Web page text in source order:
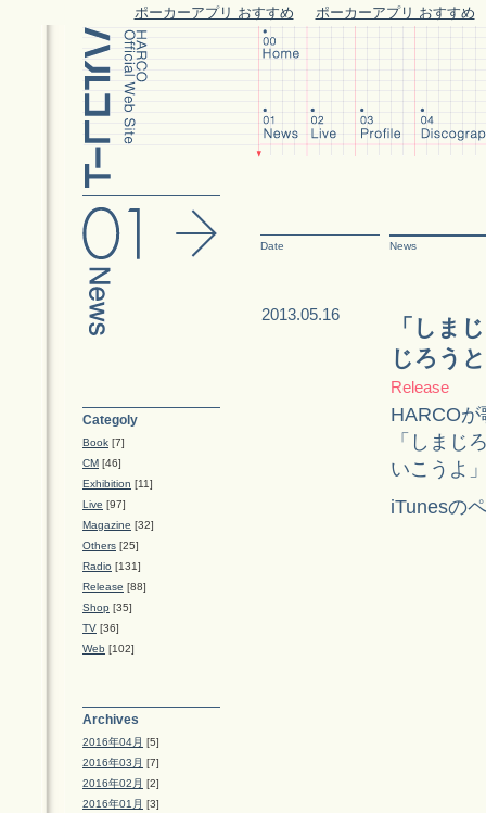
ポーカーアプリ おすすめ ポーカーアプリ おすすめ
Categoly
Book [7]
CM [46]
Exhibition [11]
Live [97]
Magazine [32]
Others [25]
Radio [131]
Release [88]
Shop [35]
TV [36]
Web [102]
Archives
2016年04月 [5]
2016年03月 [7]
2016年02月 [2]
2016年01月 [3]
Date News
2013.05.16
「しま
じろう
Release
HARCO
「しまじ
いこうよ
iTunesの